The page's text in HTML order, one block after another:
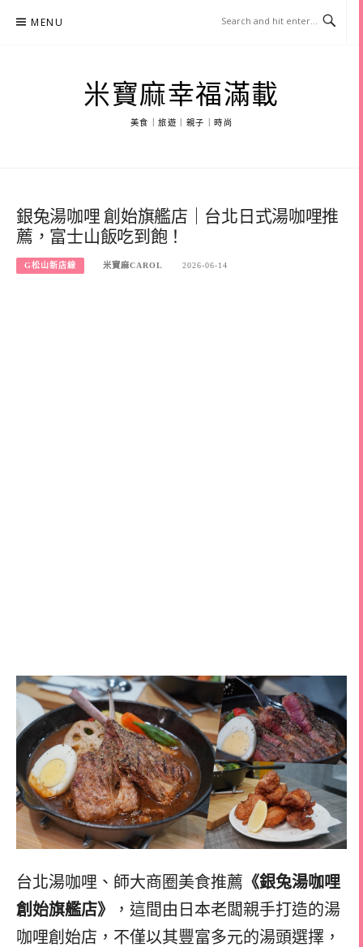
MENU
米寶麻幸福滿載
美食｜旅遊｜親子｜時尚
銀兔湯咖哩 創始旗艦店｜台北日式湯咖哩推
薦，富士山飯吃到飽！
G松山新店線 米寶麻CAROL 2026-06-14
台北湯咖哩、師大商圈美食推薦 《銀兔湯咖哩
創始旗艦店》
，這間由日本老闆親手打造的湯
咖哩創始店，不僅以其豐富多元的湯頭選擇，